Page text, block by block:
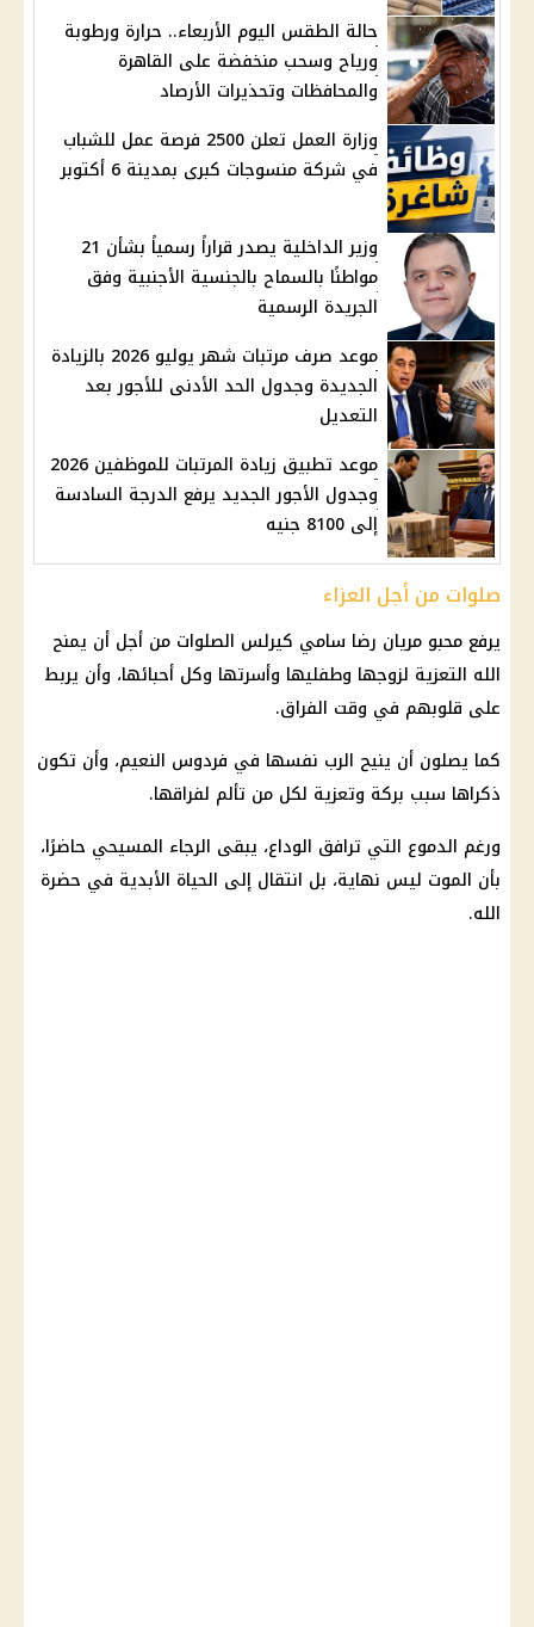
حالة الطقس اليوم الأربعاء.. حرارة ورطوبة
ورياح وسحب منخفضة على القاهرة
والمحافظات وتحذيرات الأرصاد
وزارة العمل تعلن 2500 فرصة عمل للشباب
في شركة منسوجات كبرى بمدينة 6 أكتوبر
وزير الداخلية يصدر قراراً رسمياً بشأن 21
مواطنًا بالسماح بالجنسية الأجنبية وفق
الجريدة الرسمية
موعد صرف مرتبات شهر يوليو 2026 بالزيادة
الجديدة وجدول الحد الأدنى للأجور بعد
التعديل
موعد تطبيق زيادة المرتبات للموظفين 2026
وجدول الأجور الجديد يرفع الدرجة السادسة
إلى 8100 جنيه
صلوات من أجل العزاء
يرفع محبو مريان رضا سامي كيرلس الصلوات من أجل أن يمنح
الله التعزية لزوجها وطفليها وأسرتها وكل أحبائها، وأن يربط
على قلوبهم في وقت الفراق.
كما يصلون أن ينيح الرب نفسها في فردوس النعيم، وأن تكون
ذكراها سبب بركة وتعزية لكل من تألم لفراقها.
ورغم الدموع التي ترافق الوداع، يبقى الرجاء المسيحي حاضرًا،
بأن الموت ليس نهاية، بل انتقال إلى الحياة الأبدية في حضرة
الله.